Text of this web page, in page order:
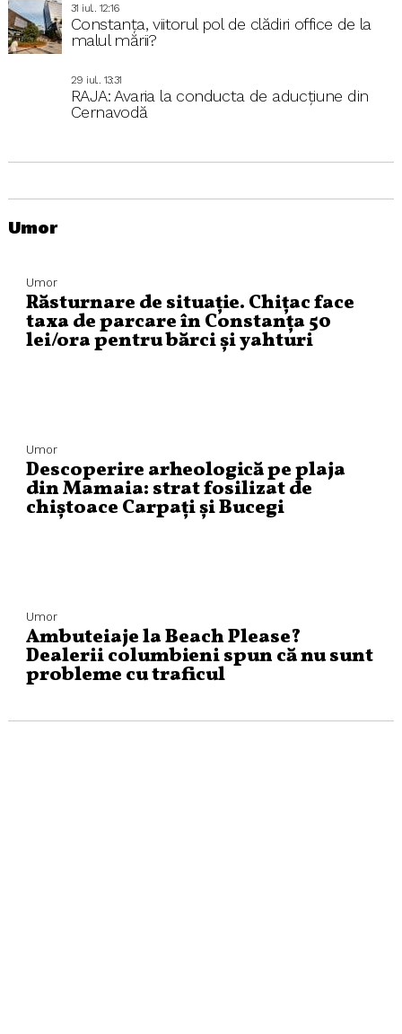
31 iul.. 12:16
Constanța, viitorul pol de clădiri office de la
malul mării?
29 iul.. 13:31
RAJA: Avaria la conducta de aducțiune din
Cernavodă
Umor
Umor
Răsturnare de situație. Chițac face
taxa de parcare în Constanța 50
lei/ora pentru bărci și yahturi
Umor
Descoperire arheologică pe plaja
din Mamaia: strat fosilizat de
chiștoace Carpați și Bucegi
Umor
Ambuteiaje la Beach Please?
Dealerii columbieni spun că nu sunt
probleme cu traficul